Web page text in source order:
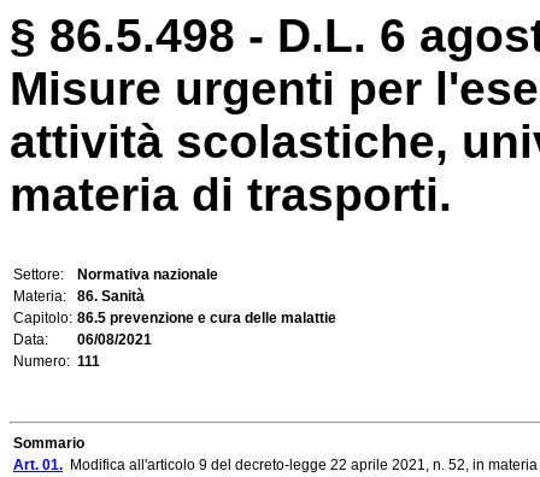
§ 86.5.498 - D.L. 6
Misure urgenti per
attività scolastiche,
materia di trasporti.
Settore:
Normativa nazionale
Materia:
86. Sanità
Capitolo: 86.5 prevenzione e cura delle malattie
Data:
06/08/2021
Numero: 111
Sommario
Art. 01. Modifica all'articolo 9 del decreto-legge 22 aprile 2021, n. 52, in